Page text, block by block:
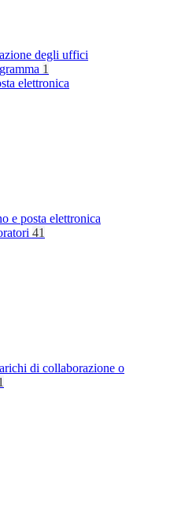
degli uffici
1
elettronica
e posta elettronica
41
di collaborazione o